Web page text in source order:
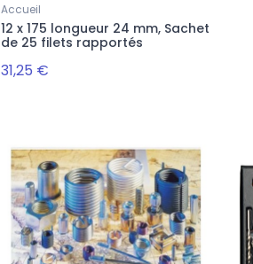
Accueil
12 x 175 longueur 24 mm, Sachet
de 25 filets rapportés
31,25 €